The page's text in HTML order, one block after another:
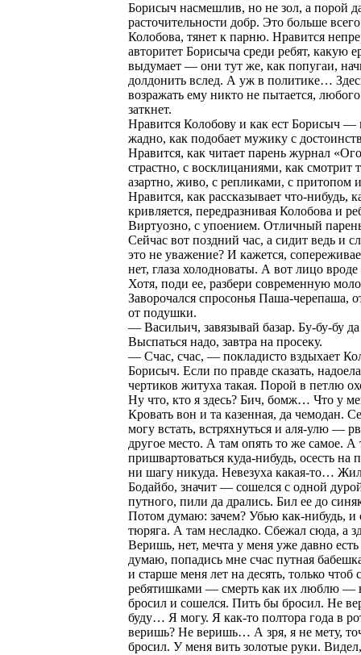
Борисыч насмешлив, но не зол, а порой
расточительности добр. Это больше
Колобова, тянет к парню. Нравится
авторитет Борисыча среди ребят, какую
выдумает — они тут же, как попугаи,
долдонить вслед. А уж в политике…
возражать ему никто не пытается, любого
заткнет.
Нравится Колобову и как ест Борисыч —
жадно, как подобает мужику с
Нравится, как читает парень журнал
страстно, с восклицаниями, как смотрит
азартно, живо, с репликами, с притопом
Нравится, как рассказывает что-нибудь,
кривляется, передразнивая Колобова и
Виртуозно, с упоением. Отличный
Сейчас вот поздний час, а сидит ведь и
это не уважение? И кажется,
нет, глаза холодноваты. А вот лицо вроде
Хотя, поди ее, разбери современную
Заворочался спросонья Паша-черепаша,
от подушки.
— Васильич, завязывай базар. Бу-бу-бу да
Выспаться надо, завтра на просеку.
— Счас, счас, — покладисто вздыхает
Борисыч. Если по правде сказать,
чертиков житуха такая. Порой в петлю
Ну что, кто я здесь? Бич, бомж… Что у
Кровать вон и та казенная, да чемодан.
могу встать, встряхнуться и аля-улю —
другое место. А там опять то же самое. А
пришвартоваться куда-нибудь, осесть на
ни шагу никуда. Невезуха какая-то…
Бодайбо, значит — сошелся с одной
путного, пили да дрались. Бил ее до
Потом думаю: зачем? Убью как-нибудь, и
тюряга. А там несладко. Сбежал сюда, а
Веришь, нет, мечта у меня уже давно есть
думаю, попадись мне счас путная
и старше меня лет на десять, только чтоб с
ребятишками — смерть как их люблю —
бросил и сошелся. Пить бы бросил. Не
буду… Я могу. Я как-то полтора года в
веришь? Не веришь… А зря, я не мету,
бросил. У меня вить золотые руки.